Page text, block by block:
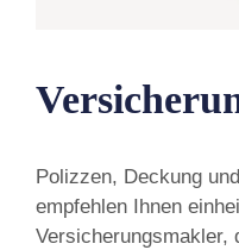
Polizzen, Deckung
empfehlen Ihnen
Versicherungsmakler,